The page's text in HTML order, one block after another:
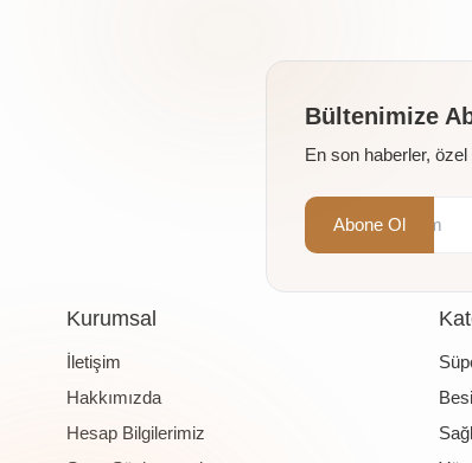
Bültenimize
En son haberler,
Abone Ol
Kurumsal
İletişim
Hakkımızda
Hesap Bilgilerimiz